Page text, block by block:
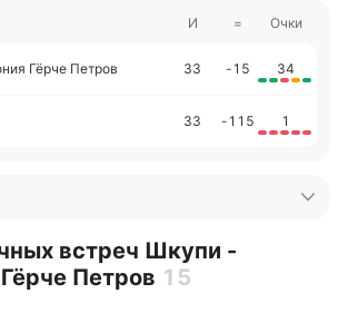
И = Очки
Гёрче Петров 33 -15 34
33 -115 1
встреч Шкупи -
Петров 15